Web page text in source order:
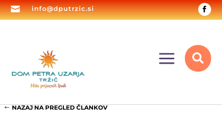
 info@dputrzic.si
a 
NAZAJ NA PREGLED ČLANKOV